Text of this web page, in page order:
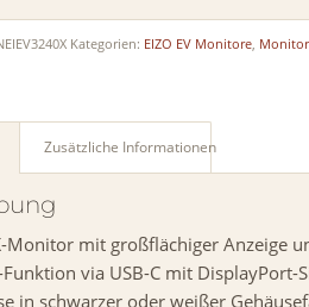
Kategorien: EIZO EV Monitore,
Zusätzliche Informationen
Monitor mit großflächiger Anzeige
via USB-C mit
in schwarzer oder weißer